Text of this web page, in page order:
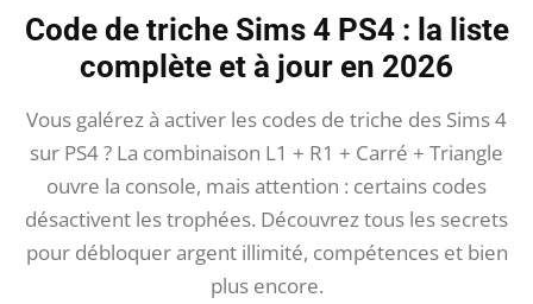
Code de triche Sims 4 PS4 : la liste
complète et à jour en 2026
Vous galérez à activer les codes de triche des Sims 4
sur PS4 ? La combinaison L1 + R1 + Carré + Triangle
ouvre la console, mais attention : certains codes
désactivent les trophées. Découvrez tous les secrets
pour débloquer argent illimité, compétences et bien
plus encore.